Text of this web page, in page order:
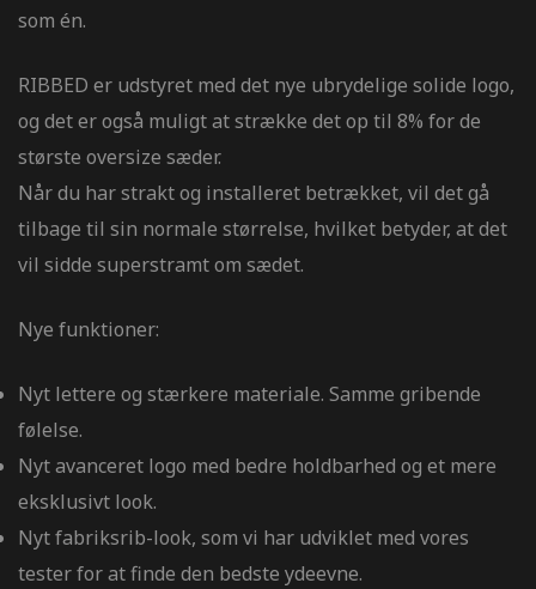
som én.
RIBBED er udstyret med det nye ubrydelige solide logo,
og det er også muligt at strække det op til 8% for de
største oversize sæder.
Når du har strakt og installeret betrækket, vil det gå
tilbage til sin normale størrelse, hvilket betyder, at det
vil sidde superstramt om sædet.
Nye funktioner:
Nyt lettere og stærkere materiale. Samme gribende
følelse.
Nyt avanceret logo med bedre holdbarhed og et mere
eksklusivt look.
Nyt fabriksrib-look, som vi har udviklet med vores
tester for at finde den bedste ydeevne.
og
og
og
og